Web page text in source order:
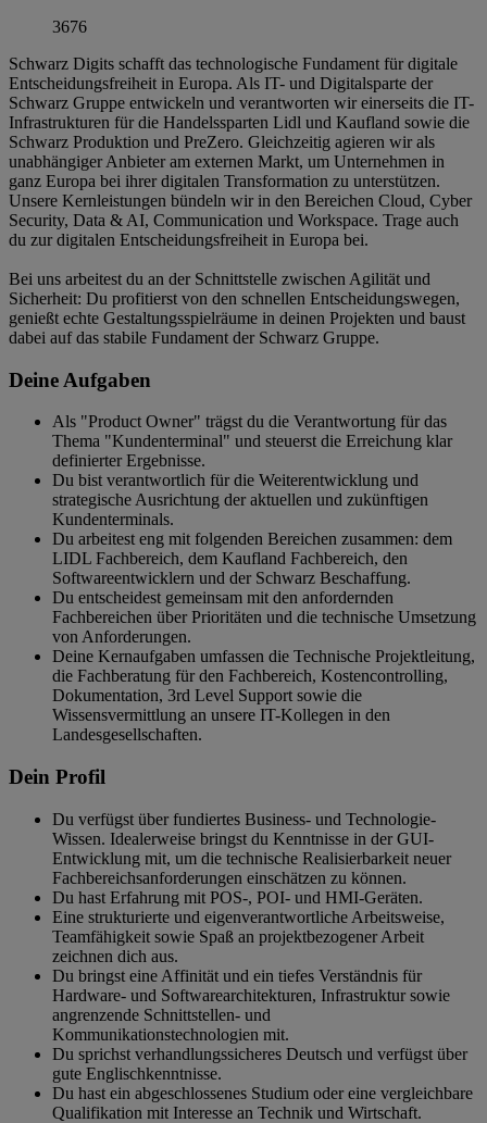
3676
Schwarz Digits schafft das technologische Fundament für digitale
Entscheidungsfreiheit in Europa. Als IT- und Digitalsparte der
Schwarz Gruppe entwickeln und verantworten wir einerseits die IT-
Infrastrukturen für die Handelssparten Lidl und Kaufland sowie die
Schwarz Produktion und PreZero. Gleichzeitig agieren wir als
unabhängiger Anbieter am externen Markt, um Unternehmen in
ganz Europa bei ihrer digitalen Transformation zu unterstützen.
Unsere Kernleistungen bündeln wir in den Bereichen Cloud, Cyber
Security, Data & AI, Communication und Workspace. Trage auch
du zur digitalen Entscheidungsfreiheit in Europa bei.
Bei uns arbeitest du an der Schnittstelle zwischen Agilität und
Sicherheit: Du profitierst von den schnellen Entscheidungswegen,
genießt echte Gestaltungsspielräume in deinen Projekten und baust
dabei auf das stabile Fundament der Schwarz Gruppe.
Deine Aufgaben
Als "Product Owner" trägst du die Verantwortung für das
Thema "Kundenterminal" und steuerst die Erreichung klar
definierter Ergebnisse.
Du bist verantwortlich für die Weiterentwicklung und
strategische Ausrichtung der aktuellen und zukünftigen
Kundenterminals.
Du arbeitest eng mit folgenden Bereichen zusammen: dem
LIDL Fachbereich, dem Kaufland Fachbereich, den
Softwareentwicklern und der Schwarz Beschaffung.
Du entscheidest gemeinsam mit den anfordernden
Fachbereichen über Prioritäten und die technische Umsetzung
von Anforderungen.
Deine Kernaufgaben umfassen die Technische Projektleitung,
die Fachberatung für den Fachbereich, Kostencontrolling,
Dokumentation, 3rd Level Support sowie die
Wissensvermittlung an unsere IT-Kollegen in den
Landesgesellschaften.
Dein Profil
Du verfügst über fundiertes Business- und Technologie-
Wissen. Idealerweise bringst du Kenntnisse in der GUI-
Entwicklung mit, um die technische Realisierbarkeit neuer
Fachbereichsanforderungen einschätzen zu können.
Du hast Erfahrung mit POS-, POI- und HMI-Geräten.
Eine strukturierte und eigenverantwortliche Arbeitsweise,
Teamfähigkeit sowie Spaß an projektbezogener Arbeit
zeichnen dich aus.
Du bringst eine Affinität und ein tiefes Verständnis für
Hardware- und Softwarearchitekturen, Infrastruktur sowie
angrenzende Schnittstellen- und
Kommunikationstechnologien mit.
Du sprichst verhandlungssicheres Deutsch und verfügst über
gute Englischkenntnisse.
Du hast ein abgeschlossenes Studium oder eine vergleichbare
Qualifikation mit Interesse an Technik und Wirtschaft.